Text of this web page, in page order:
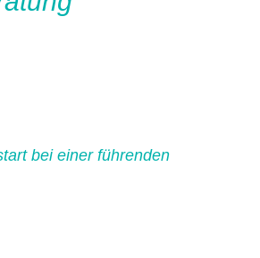
bei einer führenden